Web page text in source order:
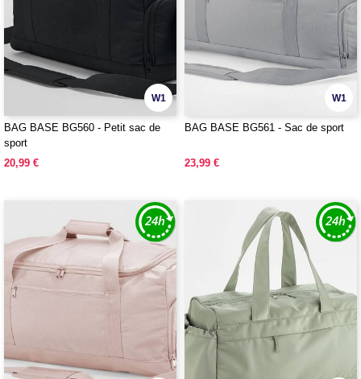
W1
BAG BASE BG560 - Petit sac de
sport
20,99 €
W1
BAG BASE BG561 - Sac de sport
23,99 €